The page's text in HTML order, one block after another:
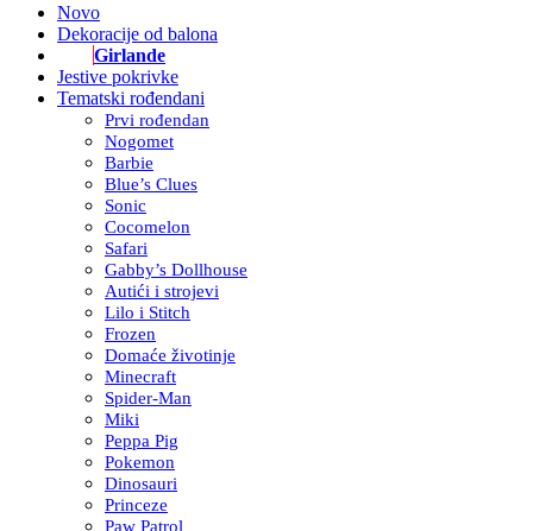
Novo
Dekoracije od balona
Girlande
Jestive pokrivke
Tematski rođendani
Prvi rođendan
Nogomet
Barbie
Blue’s Clues
Sonic
Cocomelon
Safari
Gabby’s Dollhouse
Autići i strojevi
Lilo i Stitch
Frozen
Domaće životinje
Minecraft
Spider-Man
Miki
Peppa Pig
Pokemon
Dinosauri
Princeze
Paw Patrol